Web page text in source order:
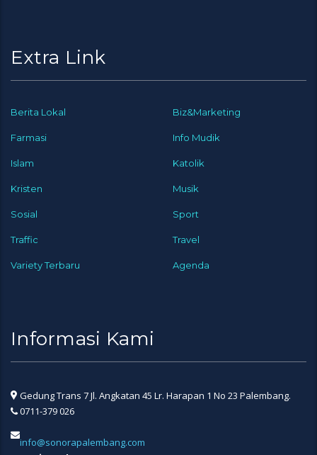
Extra Link
Berita Lokal Biz&Marketing
Farmasi Info Mudik
Islam Katolik
Kristen Musik
Sosial Sport
Traffic Travel
Variety Terbaru Agenda
Informasi Kami
Gedung Trans 7 Jl. Angkatan 45 Lr. Harapan 1 No 23 Palembang.
0711-379 026
info@sonorapalembang.com